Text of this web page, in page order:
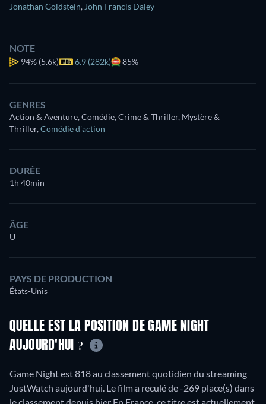
Jonathan Goldstein, John Francis Daley
NOTE
94% (5.6k) 6.9 (282k) 85%
GENRES
Action & Aventure, Comédie, Crime & Thriller, Mystère &
Thriller,Comédie d'action
DURÉE
1h 40min
ÂGE
U
PAYS DE PRODUCTION
États-Unis
QUELLE EST LA POSITION DE GAME NIGHT
AUJOURD'HUI ?
Game Night est 818 au classement quotidien du streaming
JustWatch aujourd'hui. Le film a reculé de -269 place(s) dans
le classement depuis hier En France, ce titre est actuellement